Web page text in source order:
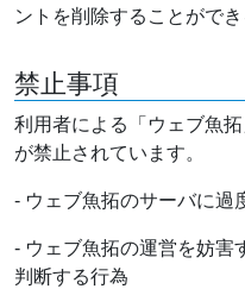
ントを削除することができ
禁止事項
利用者による「ウェブ魚
が禁止されています。
- ウェブ魚拓のサーバに過
- ウェブ魚拓の運営を妨害
判断する行為